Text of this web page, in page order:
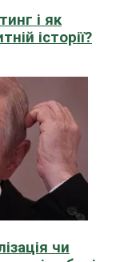
і як
історії?
чи